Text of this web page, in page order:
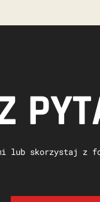
lub skorzystaj z